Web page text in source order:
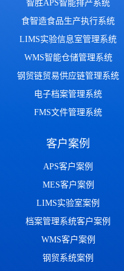
智胜APS智能排产系统
食智造食品生产执行系统
LIMS实验信息室管理系统
WMS智能仓储管理系统
钢贸链贸易供应链管理系统
电子档案管理系统
FMS文件管理系统
客户案例
APS客户案例
MES客户案例
LIMS实验室案例
档案管理系统客户案例
WMS客户案例
钢贸系统案例